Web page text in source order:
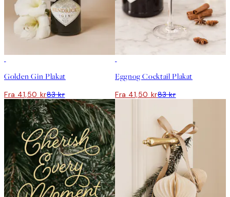
Golden Gin Plakat
Fra 41,50 kr83 kr
Eggnog Cocktail Plakat
Fra 41,50 kr83 kr